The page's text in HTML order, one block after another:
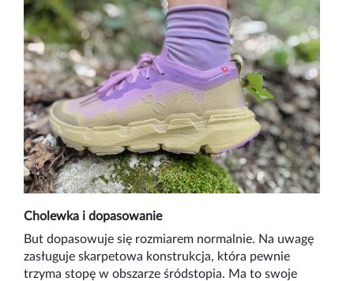
Cholewka i dopasowanie
But dopasowuje się rozmiarem normalnie. Na uwagę
zasługuje skarpetowa konstrukcja, która pewnie
trzyma stopę w obszarze śródstopia. Ma to swoje